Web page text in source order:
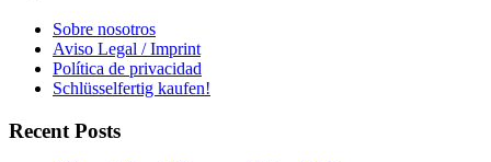
Sobre nosotros
Aviso Legal / Imprint
Política de privacidad
Schlüsselfertig kaufen!
Recent Posts